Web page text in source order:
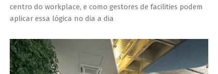
centro do workplace, e como gestores de facilities podem
aplicar essa lógica no dia a dia